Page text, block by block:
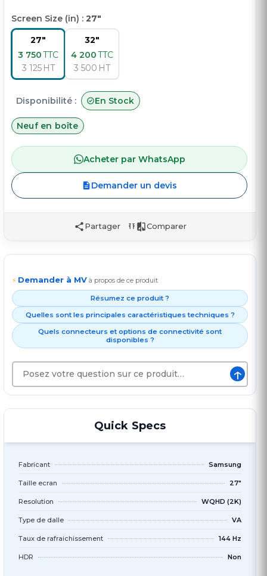
Screen Size (in) : 27"
27"
3 750TTC
3 125 HT
32"
4 200TTC
3 500 HT
Disponibilité : En Stock
Neuf en boîte
Acheter par WhatsApp
Demander un devis
Partager Comparer
⚡ Demander à MV à propos de ce produit
Résumez ce produit ?
Quelles sont les principales caractéristiques techniques ?
Quels connecteurs et options de connectivité sont
disponibles ?
↑
Quick Specs
Fabricant Samsung
Taille ecran 27"
Resolution WQHD (2K)
Type de dalle VA
Taux de rafraichissement 144 Hz
HDR Non